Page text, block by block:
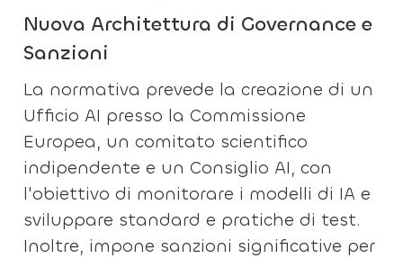
Nuova Architettura di Governance e
Sanzioni
La normativa prevede la creazione di un
Ufficio AI presso la Commissione
Europea, un comitato scientifico
indipendente e un Consiglio AI, con
l'obiettivo di monitorare i modelli di IA e
sviluppare standard e pratiche di test.
Inoltre, impone sanzioni significative per